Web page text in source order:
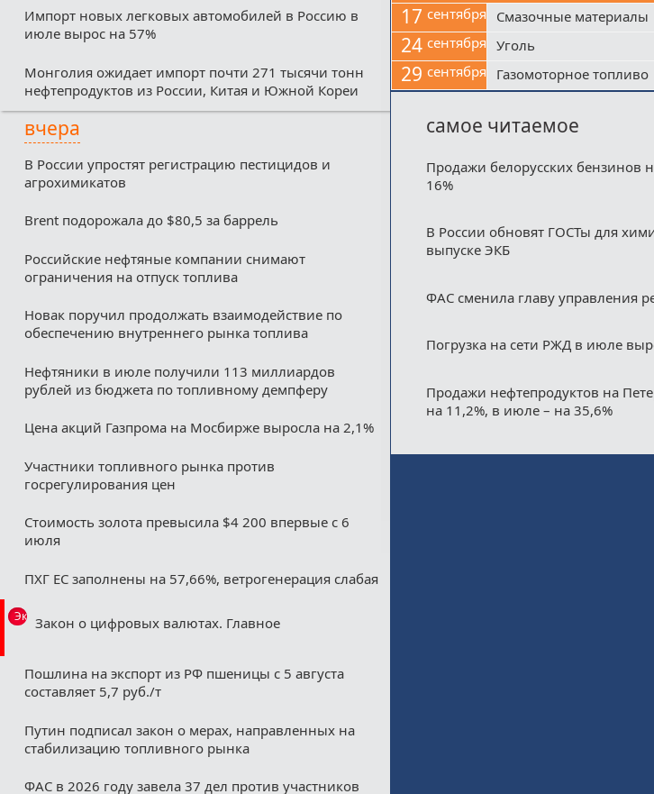
Импорт новых легковых автомобилей в Россию в
июле вырос на 57%
Монголия ожидает импорт почти 271 тысячи тонн
нефтепродуктов из России, Китая и Южной Кореи
вчера
В России упростят регистрацию пестицидов и
агрохимикатов
Brent подорожала до $80,5 за баррель
Российские нефтяные компании снимают
ограничения на отпуск топлива
Новак поручил продолжать взаимодействие по
обеспечению внутреннего рынка топлива
Нефтяники в июле получили 113 миллиардов
рублей из бюджета по топливному демпферу
Цена акций Газпрома на Мосбирже выросла на 2,1%
Участники топливного рынка против
госрегулирования цен
Стоимость золота превысила $4 200 впервые с 6
июля
ПХГ ЕС заполнены на 57,66%, ветрогенерация слабая
Эксклюзив
Закон о цифровых валютах. Главное
Пошлина на экспорт из РФ пшеницы с 5 августа
составляет 5,7 руб./т
Путин подписал закон о мерах, направленных на
стабилизацию топливного рынка
ФАС в 2026 году завела 37 дел против участников
17 сентября Смазочные материалы
24 сентября Уголь
29 сентября Газомоторное топливо
самое читаемое
Продажи белорусских бензинов
16%
В России обновят ГОСТы для
выпуске ЭКБ
ФАС сменила главу управления
Погрузка на сети РЖД в июле
Продажи нефтепродуктов на
на 11,2%, в июле – на 35,6%